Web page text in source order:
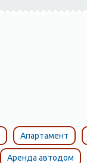
Апартамент
Аренда автодом